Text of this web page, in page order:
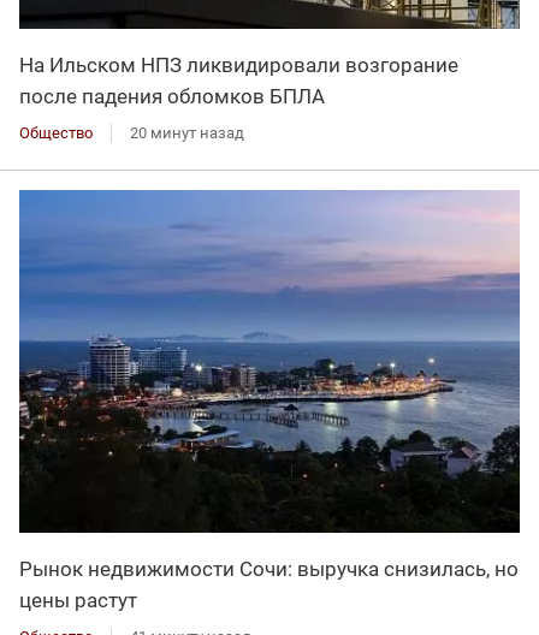
На Ильском НПЗ ликвидировали возгорание
после падения обломков БПЛА
Общество 20 минут назад
Рынок недвижимости Сочи: выручка снизилась, но
цены растут